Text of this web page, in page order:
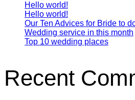
Hello world!
Hello world!
Our Ten Advices for Bride to
Wedding service in this month
Top 10 wedding places
Recent